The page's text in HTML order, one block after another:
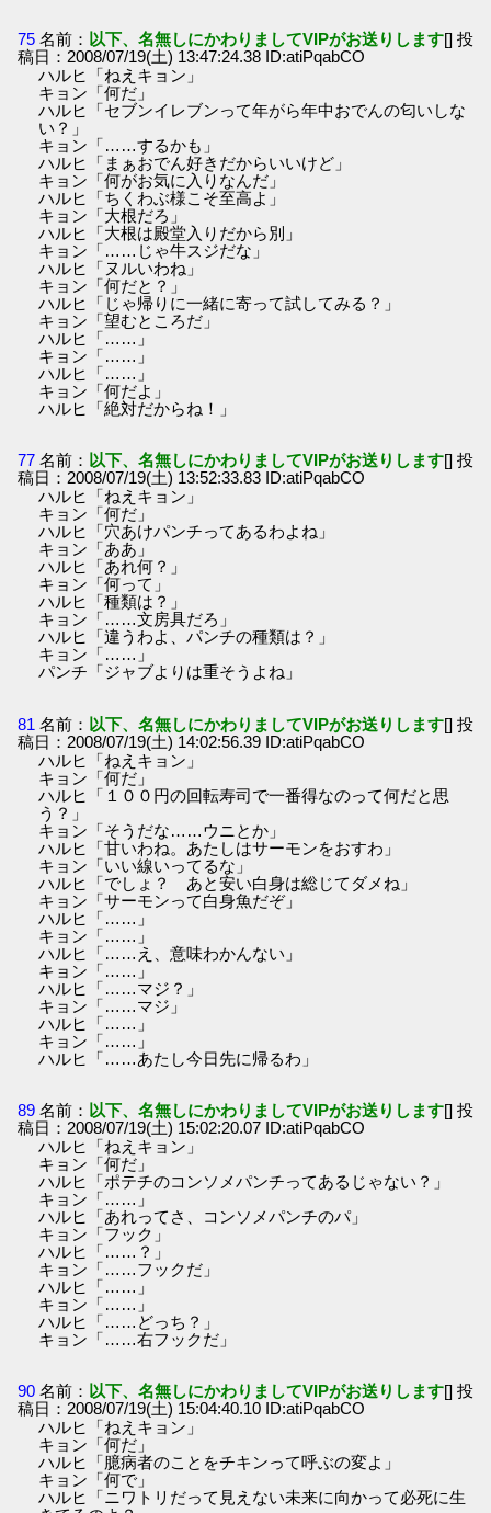
75 名前： 以下、名無しにかわりましてVIPがお送りします[] 投
稿日：2008/07/19(土) 13:47:24.38 ID:atiPqabCO
ハルヒ「ねえキョン」
キョン「何だ」
ハルヒ「セブンイレブンって年がら年中おでんの匂いしな
い？」
キョン「……するかも」
ハルヒ「まぁおでん好きだからいいけど」
キョン「何がお気に入りなんだ」
ハルヒ「ちくわぶ様こそ至高よ」
キョン「大根だろ」
ハルヒ「大根は殿堂入りだから別」
キョン「……じゃ牛スジだな」
ハルヒ「ヌルいわね」
キョン「何だと？」
ハルヒ「じゃ帰りに一緒に寄って試してみる？」
キョン「望むところだ」
ハルヒ「……」
キョン「……」
ハルヒ「……」
キョン「何だよ」
ハルヒ「絶対だからね！」
77 名前： 以下、名無しにかわりましてVIPがお送りします[] 投
稿日：2008/07/19(土) 13:52:33.83 ID:atiPqabCO
ハルヒ「ねえキョン」
キョン「何だ」
ハルヒ「穴あけパンチってあるわよね」
キョン「ああ」
ハルヒ「あれ何？」
キョン「何って」
ハルヒ「種類は？」
キョン「……文房具だろ」
ハルヒ「違うわよ、パンチの種類は？」
キョン「……」
パンチ「ジャブよりは重そうよね」
81 名前： 以下、名無しにかわりましてVIPがお送りします[] 投
稿日：2008/07/19(土) 14:02:56.39 ID:atiPqabCO
ハルヒ「ねえキョン」
キョン「何だ」
ハルヒ「１００円の回転寿司で一番得なのって何だと思
う？」
キョン「そうだな……ウニとか」
ハルヒ「甘いわね。あたしはサーモンをおすわ」
キョン「いい線いってるな」
ハルヒ「でしょ？ あと安い白身は総じてダメね」
キョン「サーモンって白身魚だぞ」
ハルヒ「……」
キョン「……」
ハルヒ「……え、意味わかんない」
キョン「……」
ハルヒ「……マジ？」
キョン「……マジ」
ハルヒ「……」
キョン「……」
ハルヒ「……あたし今日先に帰るわ」
89 名前： 以下、名無しにかわりましてVIPがお送りします[] 投
稿日：2008/07/19(土) 15:02:20.07 ID:atiPqabCO
ハルヒ「ねえキョン」
キョン「何だ」
ハルヒ「ポテチのコンソメパンチってあるじゃない？」
キョン「……」
ハルヒ「あれってさ、コンソメパンチのパ」
キョン「フック」
ハルヒ「……？」
キョン「……フックだ」
ハルヒ「……」
キョン「……」
ハルヒ「……どっち？」
キョン「……右フックだ」
90 名前： 以下、名無しにかわりましてVIPがお送りします[] 投
稿日：2008/07/19(土) 15:04:40.10 ID:atiPqabCO
ハルヒ「ねえキョン」
キョン「何だ」
ハルヒ「臆病者のことをチキンって呼ぶの変よ」
キョン「何で」
ハルヒ「ニワトリだって見えない未来に向かって必死に生